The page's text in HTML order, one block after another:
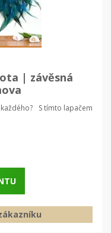
| závěsná
S tímto lapačem